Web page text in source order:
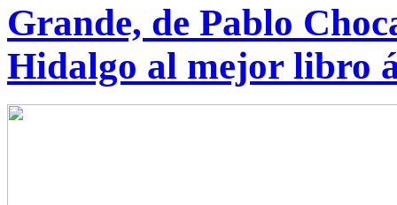
Grande, de Pablo
Hidalgo al mejor libro